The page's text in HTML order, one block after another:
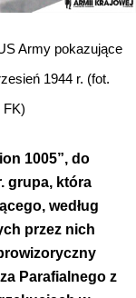
Army pokazujące
1944 r. (fot.
FK)
1005”, do
grupa, która
według
przez nich
Parafialnego z